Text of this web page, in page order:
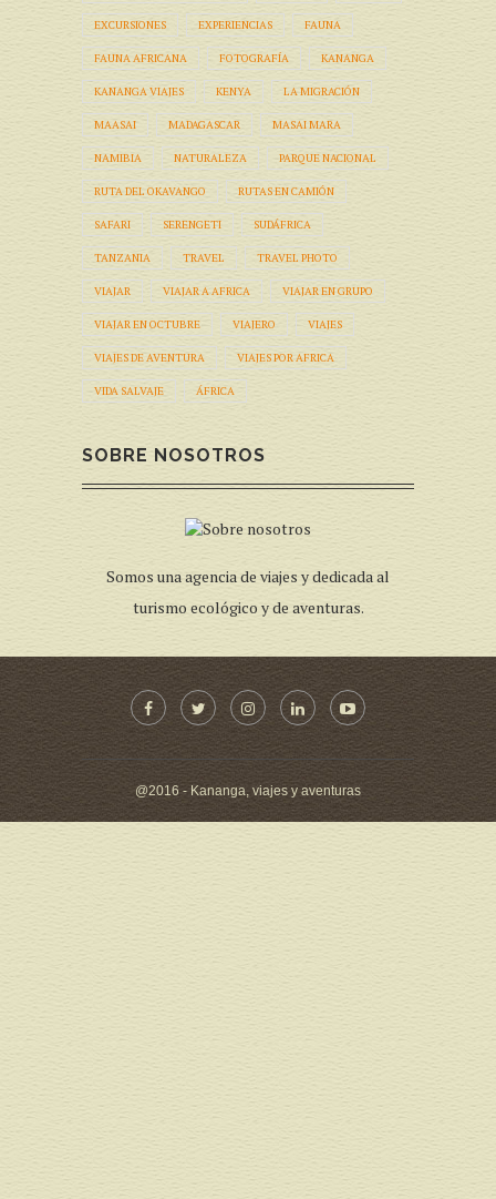
EXCURSIONES EXPERIENCIAS FAUNA
FAUNA AFRICANA FOTOGRAFÍA KANANGA
KANANGA VIAJES KENYA LA MIGRACIÓN
MAASAI MADAGASCAR MASAI MARA
NAMIBIA NATURALEZA PARQUE NACIONAL
RUTA DEL OKAVANGO RUTAS EN CAMIÓN
SAFARI SERENGETI SUDÁFRICA
TANZANIA TRAVEL TRAVEL PHOTO
VIAJAR VIAJAR A AFRICA VIAJAR EN GRUPO
VIAJAR EN OCTUBRE VIAJERO VIAJES
VIAJES DE AVENTURA VIAJES POR AFRICA
VIDA SALVAJE ÁFRICA
SOBRE NOSOTROS
Somos una agencia de viajes y dedicada al
turismo ecológico y de aventuras.
@2016 - Kananga, viajes y aventuras